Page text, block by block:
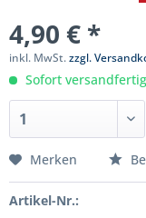
4,90 € *
inkl. MwSt.zzgl.
Sofort
Merken
Artikel-Nr.: